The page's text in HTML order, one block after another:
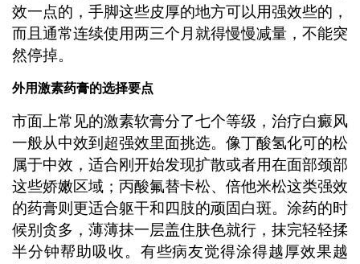
效一点的，手脚这些皮厚的地方可以用强效些的，
而且通常连续使用两三个月就得慢慢减量，不能突
然停掉。
外用激素药膏的选择要点
市面上常见的激素软膏分了七个等级，治疗白癜风
一般从中效到超强效里面挑选。像丁酸氢化可的松
属于中效，适合刚开始发现扩散或者用在面部颈部
这些娇嫩区域；丙酸氟替卡松、倍他米松这类强效
的药膏则更适合躯干和四肢的顽固白斑。涂药的时
候别贪多，薄薄抹一层盖住肤色就行，抹完轻轻揉
半分钟帮助吸收。有些病友觉得涂得越厚效果越